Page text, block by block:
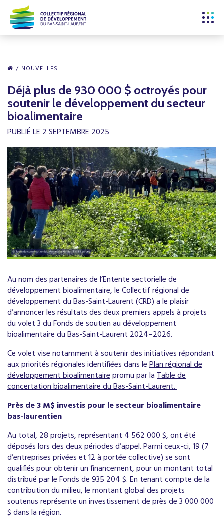
NOUVELLES
Déjà plus de 930 000 $ octroyés pour
soutenir le développement du secteur
bioalimentaire
PUBLIÉ LE 2 SEPTEMBRE 2025
Au nom des partenaires de l’Entente sectorielle de
développement bioalimentaire, le Collectif régional de
développement du Bas-Saint-Laurent (CRD) a le plaisir
d’annoncer les résultats des deux premiers appels à projets
du volet 3 du Fonds de soutien au développement
bioalimentaire du Bas-Saint-Laurent 2024–2026.
Ce volet vise notamment à soutenir des initiatives répondant
aux priorités régionales identifiées dans lePlan régional de
développement bioalimentairepromu par laTable de
concertation bioalimentaire du Bas-Saint-Laurent.
Près de 3 M$ investis pour le secteur bioalimentaire
bas-laurentien
Au total, 28 projets, représentant 4 562 000 $, ont été
déposés lors des deux périodes d’appel. Parmi ceux-ci, 19 (7
d’entreprises privées et 12 à portée collective) se sont
qualifiés pour obtenir un financement, pour un montant total
distribué par le Fonds de 935 204 $. En tenant compte de la
contribution du milieu, le montant global des projets
soutenus représente un investissement de près de 3 000 000
$ dans la région.